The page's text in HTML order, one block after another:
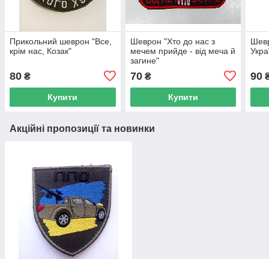
Прикольний шеврон "Все,
крім нас, Козак"
80 ₴
Купити
Шеврон "Хто до нас з
мечем прийде - від меча й
загине"
70₴
Купити
90
Акційні пропозиції та новинки